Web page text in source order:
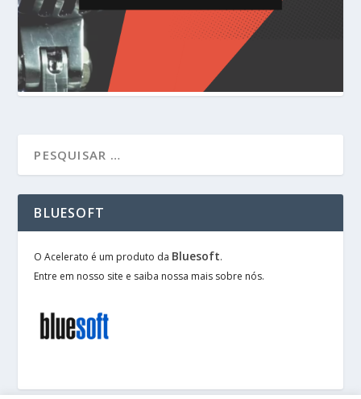
BLUESOFT
O Acelerato é um produto da Bluesoft.
Entre em nosso site e saiba nossa mais sobre nós.